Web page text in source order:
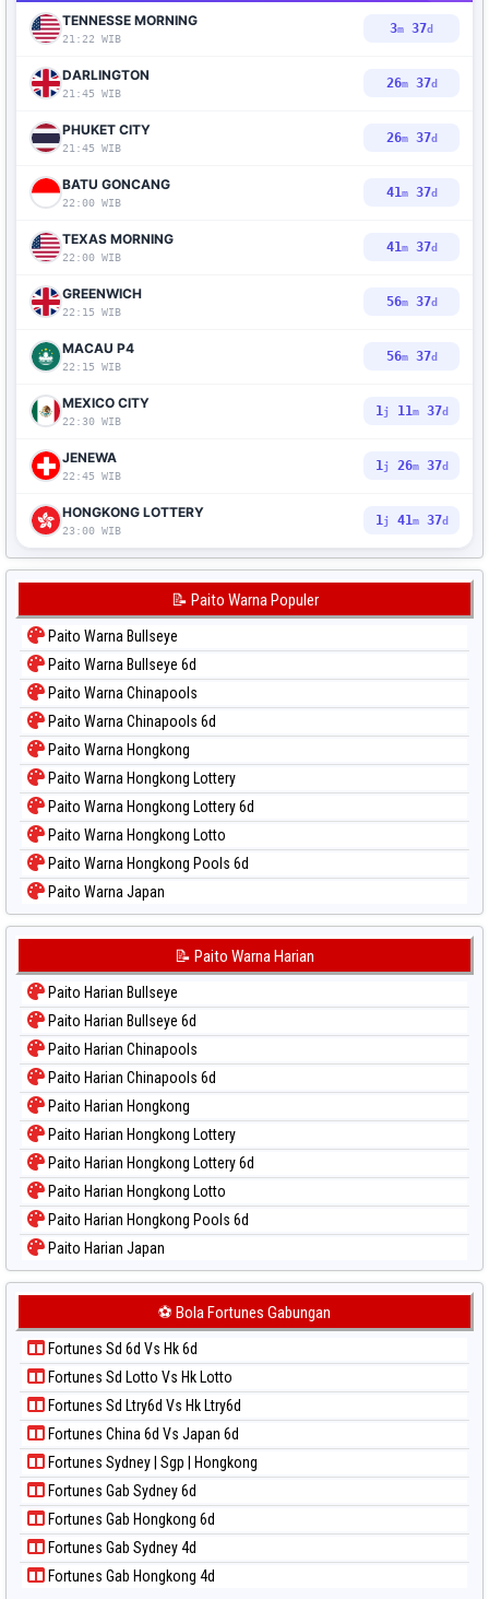
TENNESSE MORNING
21:22 WIB
3m 36d
DARLINGTON
21:45 WIB
26m36d
PHUKET CITY
21:45 WIB
26m36d
BATU GONCANG
22:00 WIB
41m36d
TEXAS MORNING
22:00 WIB
41m36d
GREENWICH
22:15 WIB
56m36d
MACAU P4
22:15 WIB
56m36d
MEXICO CITY
22:30 WIB
1j 11m36d
JENEWA
22:45 WIB
1j 26m36d
HONGKONG LOTTERY
23:00 WIB
1j 41m36d
📝 Paito Warna Populer
Paito Warna Bullseye
Paito Warna Bullseye 6d
Paito Warna Chinapools
Paito Warna Chinapools 6d
Paito Warna Hongkong
Paito Warna Hongkong Lottery
Paito Warna Hongkong Lottery 6d
Paito Warna Hongkong Lotto
Paito Warna Hongkong Pools 6d
Paito Warna Japan
Paito Warna Japan 6d
Paito Warna Kuda Lari
Paito Warna Magnum Cambodia
Paito Warna Nagoya
Paito Warna New York Midday
Paito Warna North Carolina Day
Paito Warna Pcso
Paito Warna Pennsylvania Day
Paito Warna Sao Paulo
Paito Warna Singapore
Paito Warna Sydney
Paito Warna Sydney Lottery
Paito Warna Sydney Lotto
Paito Warna Sydney Pools 6d
Paito Warna Taipei
Paito Warna Taiwan
📝 Paito Warna Harian
Paito Harian Bullseye
Paito Harian Bullseye 6d
Paito Harian Chinapools
Paito Harian Chinapools 6d
Paito Harian Hongkong
Paito Harian Hongkong Lottery
Paito Harian Hongkong Lottery 6d
Paito Harian Hongkong Lotto
Paito Harian Hongkong Pools 6d
Paito Harian Japan
Paito Harian Japan 6d
Paito Harian Korea
Paito Harian Kuda Lari
Paito Harian Magnum Cambodia
Paito Harian Nagoya
Paito Harian New York Midday
Paito Harian North Carolina Day
Paito Harian Pcso
Paito Harian Pennsylvania Day
Paito Harian Sao Paulo
Paito Harian Singapore
Paito Harian Sydney
⚽ Bola Fortunes Gabungan
Fortunes Sd 6d Vs Hk 6d
Fortunes Sd Lotto Vs Hk Lotto
Fortunes Sd Ltry6d Vs Hk Ltry6d
Fortunes China 6d Vs Japan 6d
Fortunes Sydney | Sgp | Hongkong
Fortunes Gab Sydney 6d
Fortunes Gab Hongkong 6d
Fortunes Gab Sydney 4d
Fortunes Gab Hongkong 4d